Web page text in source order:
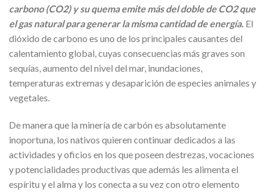
carbono (CO2) y su quema emite más del doble de CO2 que
el gas natural para generar la misma cantidad de energía. El
dióxido de carbono es uno de los principales causantes del
calentamiento global, cuyas consecuencias más graves son
sequías, aumento del nivel del mar, inundaciones,
temperaturas extremas y desaparición de especies animales y
vegetales.
De manera que la minería de carbón es absolutamente
inoportuna, los nativos quieren continuar dedicados a las
actividades y oficios en los que poseen destrezas, vocaciones
y potencialidades productivas que además les alimenta el
espíritu y el alma y los conecta a su vez con otro elemento